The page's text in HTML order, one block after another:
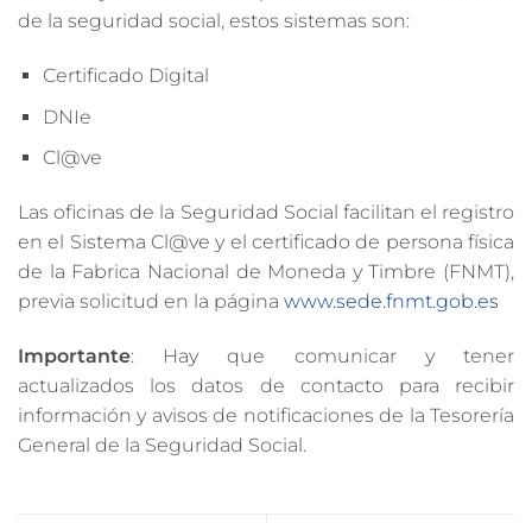
de la seguridad social, estos sistemas son:
Certificado Digital
DNIe
Cl@ve
Las oficinas de la Seguridad Social facilitan el registro
en el Sistema Cl@ve y el certificado de persona física
de la Fabrica Nacional de Moneda y Timbre (FNMT),
previa solicitud en la página www.sede.fnmt.gob.es
Importante: Hay que comunicar y tener
actualizados los datos de contacto para recibir
información y avisos de notificaciones de la Tesorería
General de la Seguridad Social.